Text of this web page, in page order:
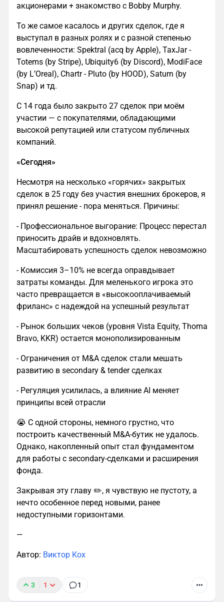
акционерами + знакомство с Bobby Murphy.
То же самое касалось и других сделок, где я
выступал в разных ролях и с разной степенью
вовлеченности: Spektral (acq by Apple), TaxJar -
Totems (by Stripe), Ubiquity6 (by Discord), ModiFace
(by L’Oreal), Chartr - Pluto (by HOOD), Saturn (by
Snap) и тд.
С 14 года было закрыто 27 сделок при моём
участии — с покупателями, обладающими
высокой репутацией или статусом публичных
компаний.
«Сегодня»
Несмотря на несколько «горячих» закрытых
сделок в 25 году без участия внешних брокеров, я
принял решение - пора меняться. Причины:
- Профессиональное выгорание: Процесс перестал
приносить драйв и вдохновлять.
Масштабировать успешность сделок невозможно
- Комиссия 3–10% не всегда оправдывает
затраты команды. Для меленького игрока это
часто превращается в «высокооплачиваемый
фриланс» с надеждой на успешный результат
- Рынок больших чеков (уровня Vista Equity, Thoma
Bravo, KKR) остается монополизированным
- Ограничения от M&A сделок стали мешать
развитию в secondary & tender сделках
- Регуляция усилилась, а влияние AI меняет
принципы всей отрасли
😭 С одной стороны, немного грустно, что
построить качественный M&A-бутик не удалось.
Однако, накопленный опыт стал фундаментом
для работы с secondary-сделками и расширения
фонда.
Закрывая эту главу ✏️, я чувствую не пустоту, а
нечто особенное перед новыми, ранее
недоступными горизонтами.
—
Автор: Виктор Кох
3 1 1